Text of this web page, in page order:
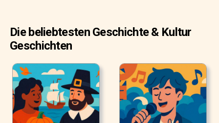
Die beliebtesten Geschichte & Kultur
Geschichten